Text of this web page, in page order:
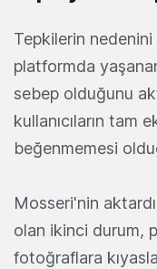
Tepkilerin
platformda
sebep olduğunu
kullanıcıların tam
beğenmemesi
Mosseri'nin
olan ikinci durum,
fotoğraflara